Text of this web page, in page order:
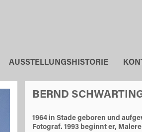
AUSSTELLUNGSHISTORIE
BERND
1964 in Stade geboren und
Fotograf. 1993 beginnt er,